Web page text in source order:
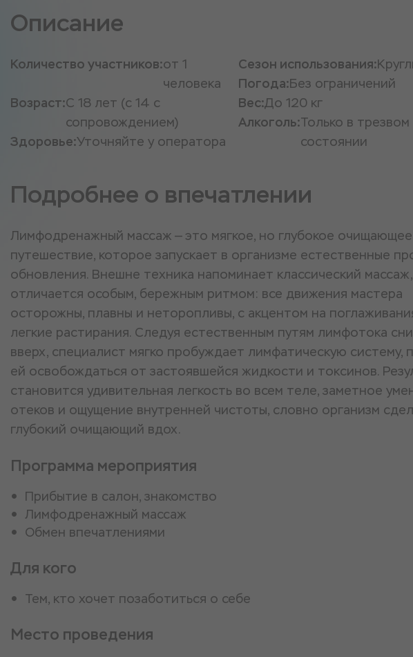
Описание
Количество участников:от 1
человека
Возраст:С 18 лет (с 14 с
сопровождением)
Здоровье:Уточняйте у оператора
Сезон использования:
Погода:Без ограничений
Вес:До 120 кг
Алкоголь:Только в трезвом
состоянии
Подробнее о впечатлении
Лимфодренажный массаж — это мягкое, но глубокое очищающее
путешествие, которое запускает в организме естественные
обновления. Внешне техника напоминает классический
отличается особым, бережным ритмом: все движения мастера
осторожны, плавны и неторопливы, с акцентом на
легкие растирания. Следуя естественным путям лимфотока
вверх, специалист мягко пробуждает лимфатическую систему,
ей освобождаться от застоявшейся жидкости и токсинов.
становится удивительная легкость во всем теле, заметное
отеков и ощущение внутренней чистоты, словно организм
глубокий очищающий вдох.
Программа мероприятия
Прибытие в салон, знакомство
Лимфодренажный массаж
Обмен впечатлениями
Для кого
Тем, кто хочет позаботиться о себе
Место проведения